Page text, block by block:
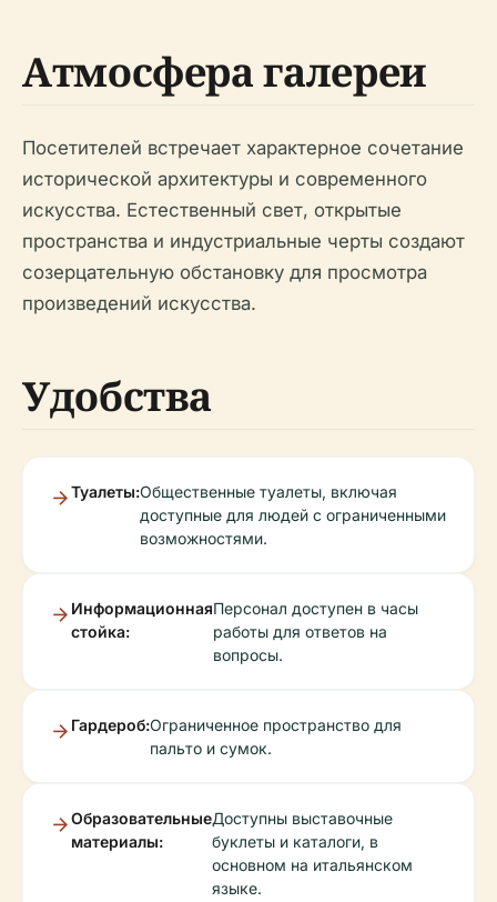
Атмосфера галереи
Посетителей встречает характерное сочетание
исторической архитектуры и современного
искусства. Естественный свет, открытые
пространства и индустриальные черты создают
созерцательную обстановку для просмотра
произведений искусства.
Удобства
Туалеты:Общественные туалеты, включая
доступные для людей с ограниченными
возможностями.
Информационная
стойка:
Персонал доступен в часы
работы для ответов на
вопросы.
Гардероб:Ограниченное пространство для
пальто и сумок.
Образовательные
материалы:
Доступны выставочные
буклеты и каталоги, в
основном на итальянском
языке.